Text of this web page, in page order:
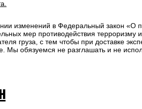
изменений в Федеральный закон «О
мер противодействия
груза, с тем чтобы при доставке
обязуемся не разглашать и не